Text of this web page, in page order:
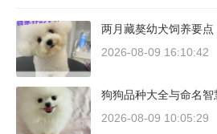
两月藏獒幼犬饲养要点
2026-08-09 16:10:42
狗狗品种大全与命名智
2026-08-09 10:05:29